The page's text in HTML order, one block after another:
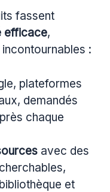
fassent
efficace,
:
plateformes
demandés
chaque
avec des
et